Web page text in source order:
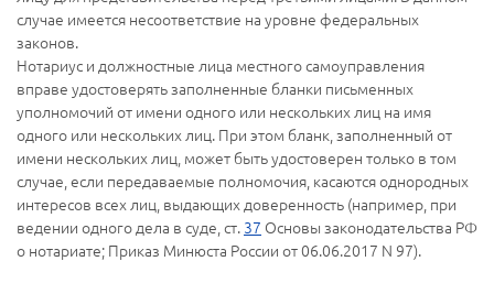
случае имеется несоответствие на уровне федеральных
законов.
Нотариус и должностные лица местного самоуправления
вправе удостоверять заполненные бланки письменных
уполномочий от имени одного или нескольких лиц на имя
одного или нескольких лиц. При этом бланк, заполненный от
имени нескольких лиц, может быть удостоверен только в том
случае, если передаваемые полномочия, касаются однородных
интересов всех лиц, выдающих доверенность (например, при
ведении одного дела в суде, ст. 37 Основы законодательства РФ
о нотариате; Приказ Минюста России от 06.06.2017 N 97).